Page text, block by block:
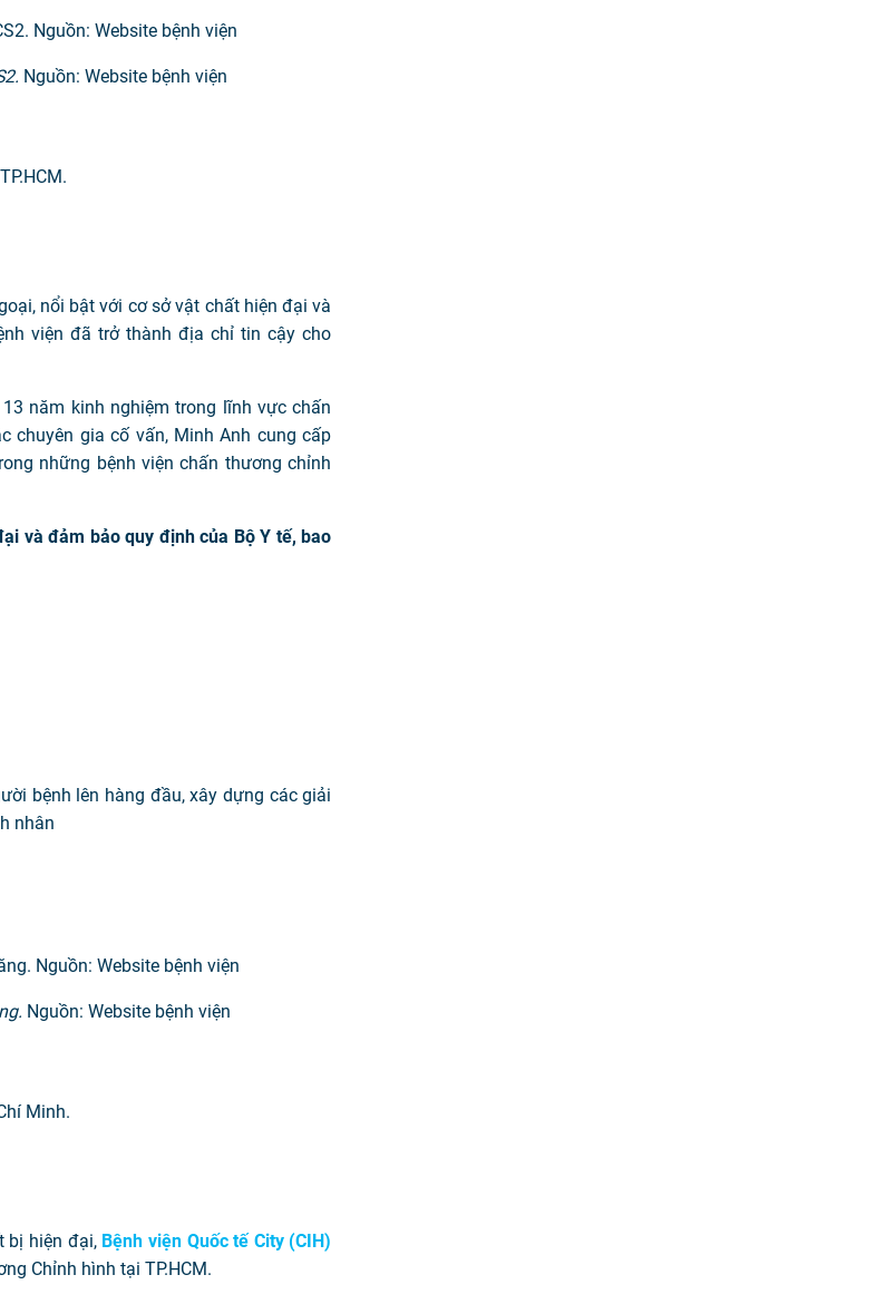
Nguồn: Website bệnh viện
nổi bật với cơ sở vật chất hiện đại và
viện đã trở thành địa chỉ tin cậy cho
năm kinh nghiệm trong lĩnh vực chấn
chuyên gia cố vấn, Minh Anh cung cấp
những bệnh viện chấn thương chỉnh
và đảm bảo quy định của Bộ Y tế, bao
bệnh lên hàng đầu, xây dựng các giải
nhân
Nguồn: Website bệnh viện
Minh.
bị hiện đại, Bệnh viện Quốc tế City (CIH)
Chỉnh hình tại TP.HCM.